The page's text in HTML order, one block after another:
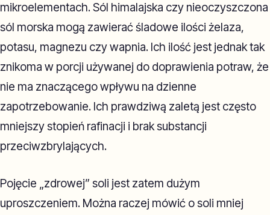
mikroelementach. Sól himalajska czy nieoczyszczona
sól morska mogą zawierać śladowe ilości żelaza,
potasu, magnezu czy wapnia. Ich ilość jest jednak tak
znikoma w porcji używanej do doprawienia potraw, że
nie ma znaczącego wpływu na dzienne
zapotrzebowanie. Ich prawdziwą zaletą jest często
mniejszy stopień rafinacji i brak substancji
przeciwzbrylających.
Pojęcie „zdrowej” soli jest zatem dużym
uproszczeniem. Można raczej mówić o soli mniej